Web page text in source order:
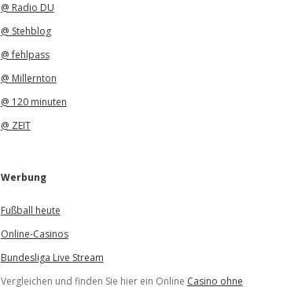
@ Radio DU
@ Stehblog
@ fehlpass
@ Millernton
@ 120 minuten
@ ZEIT
Werbung
Fußball heute
Online-Casinos
Bundesliga Live Stream
Vergleichen und finden Sie hier ein Online Casino ohne